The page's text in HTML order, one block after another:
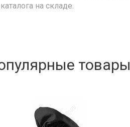
на складе.
товары